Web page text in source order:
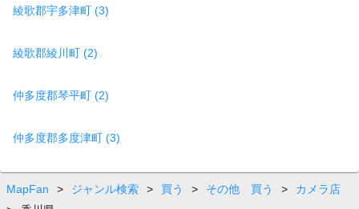
綾歌郡宇多津町 (3)
綾歌郡綾川町 (2)
仲多度郡琴平町 (2)
仲多度郡多度津町 (3)
MapFan > ジャンル検索 > 買う > その他 買う >
カメラ店